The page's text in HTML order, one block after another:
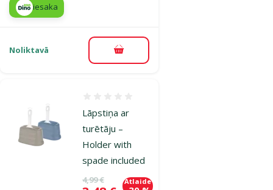
iesaka
Noliktavā Pievienot grozam
Lāpstiņa ar
turētāju –
Holder with
spade included
Oriģinālā cena
4,99 € Atlaide